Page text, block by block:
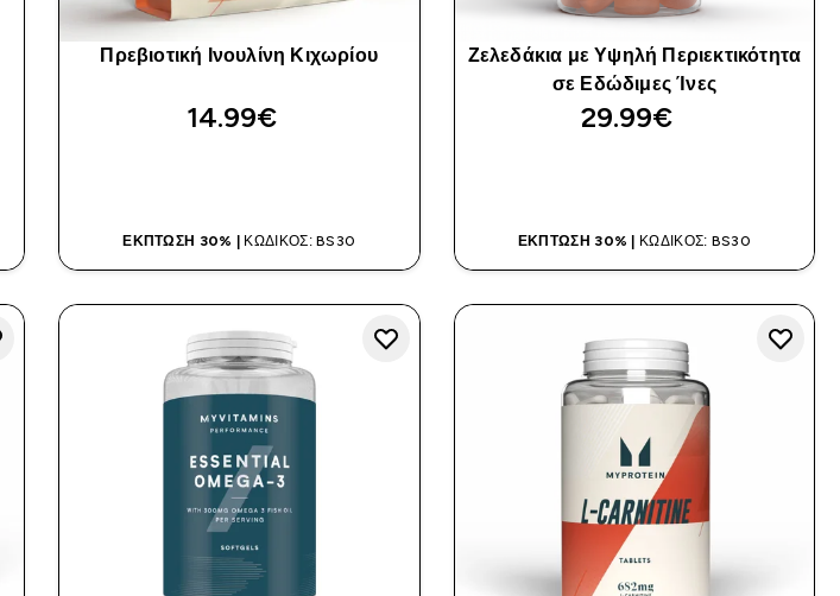
Πρεβιοτική Ινουλίνη Κιχωρίου
14.99€‎
ΈΚΠΤΩΣΗ 30% | ΚΩΔΙΚΌΣ: BS30
Ζελεδάκια με Υψηλή Περιεκτικότητα
σε Εδώδιμες Ίνες
29.99€‎
ΈΚΠΤΩΣΗ 30% | ΚΩΔΙΚΌΣ: BS30